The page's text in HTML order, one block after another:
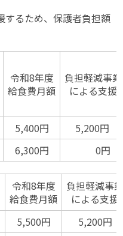
するため、保護者負担額
令和8年度
給食費月額
負担軽減事業
による支援
5,400円
5,200円
6,300円 0円
令和8年度
給食費月額
負担軽減事
による支援
5,500円
5,200円